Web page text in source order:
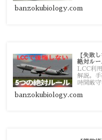
banzokubiology.com
【失敗
絶対ルー
LCC利
解説。手
時間厳
す。
banzokubiology.com